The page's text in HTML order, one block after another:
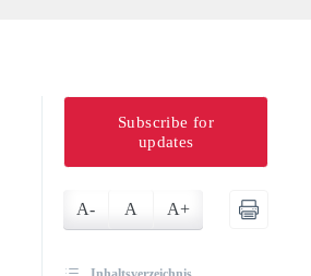
Subscribe for
updates
A- A A+